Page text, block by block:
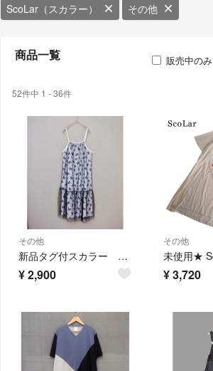
ScoLar（スカラー） その他
商品一覧 販売中のみ
52件中 1 - 36件
その他
新品タグ付スカラー 161666：総柄ベロア×ストライプ柄チュールキャミワンピ
¥2,900
その他
¥3,720